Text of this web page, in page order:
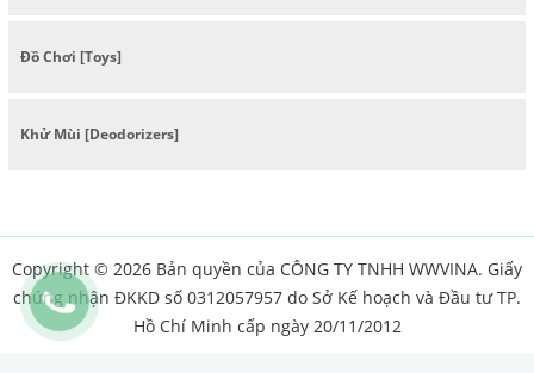
Đồ Chơi [Toys]
Khử Mùi [Deodorizers]
Copyright © 2026 Bản quyền của CÔNG TY TNHH WWVINA. Giấy
chứng nhận ĐKKD số 0312057957 do Sở Kế hoạch và Đầu tư TP.
Hồ Chí Minh cấp ngày 20/11/2012